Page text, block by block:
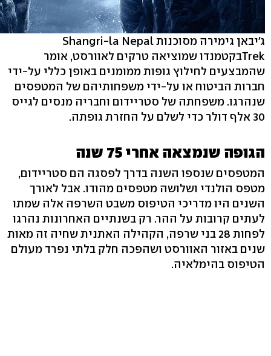
ג'יבאן גימירה מסוכנות Shangri-la Nepal
Trekבקטמנדו שמוציאה טרקים לאוורסט, אומר
שהמבצעים לחילוץ גופות ממומנים באופן כללי על-ידי
חברות הביטוח או על-ידי משפחותיהם של המטפסים
שנהרגו. משפחתה של סטריידום וחבריה מנסים לגייס
30 אלף דולר כדי לשלם על החזרת גופתה.
הגופה שנמצאה אחרי 75 שנה
המטפסים שנספו השנה בדרך לפסגה הם סטריידום,
מטפס הולנדי ושלושה מטפסים מהודו. אבל לאורך
השנים היו מדריכי הטיפוס משבט השרפה אלה שמתו
לעתים קרובות על ההר. רק בשנתיים האחרונות נהרגו
לפחות 28 בני שרפה, הקהילה האתנית שחיה זה מאות
שנים באזור האוורסט ושהפכה חלק בלתי נפרד מעולם
הטיפוס בהימלאיה.